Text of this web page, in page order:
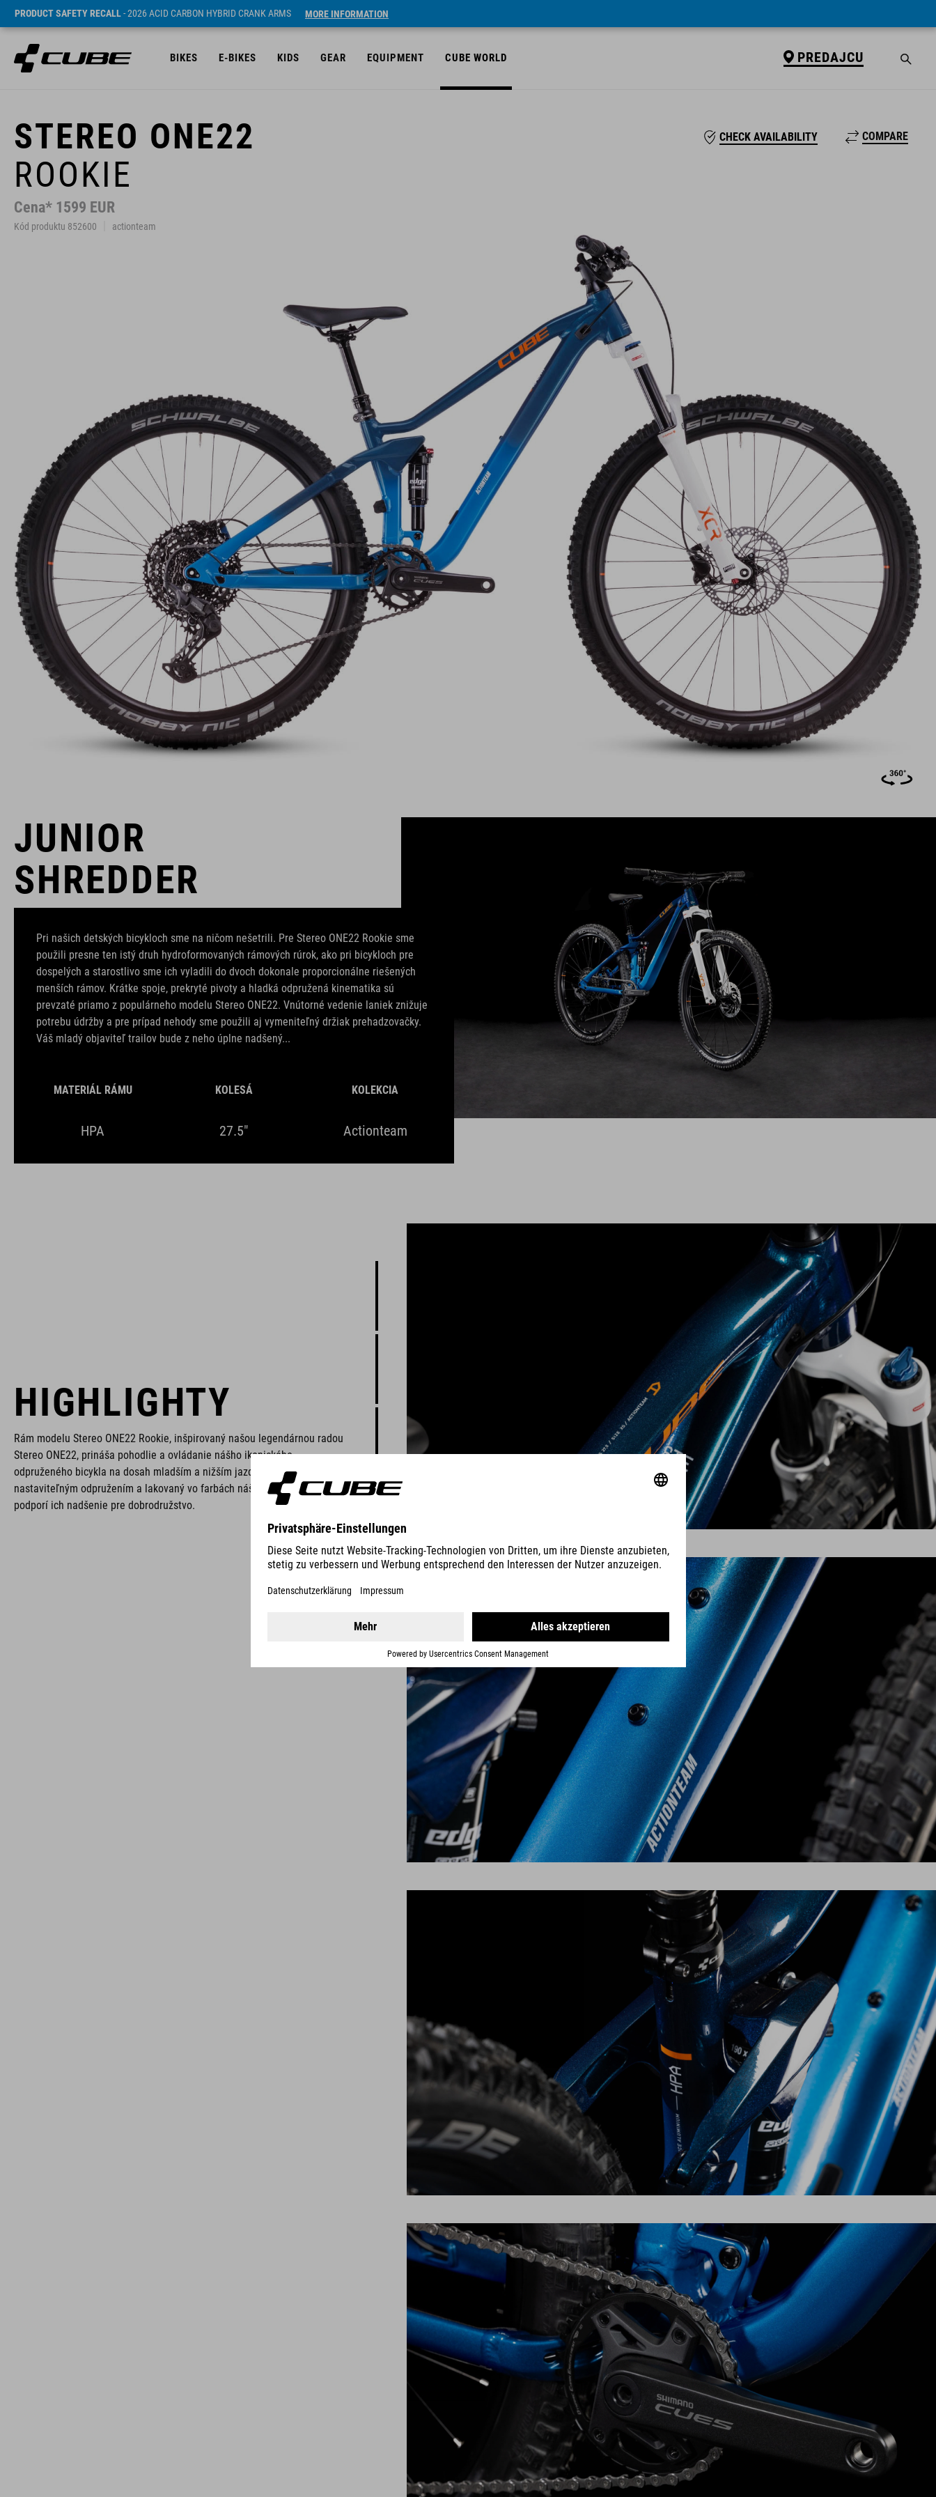
PRODUCT SAFETY RECALL- 2026 ACID CARBON HYBRID CRANK ARMS MORE INFORMATION
BIKES E-BIKES KIDS GEAR EQUIPMENT CUBE WORLD PREDAJCU
STEREO ONE22
ROOKIE
Cena* 1599 EUR
Kód produktu 852600 actionteam
CHECK AVAILABILITY COMPARE
JUNIOR
SHREDDER
Pri našich detských bicykloch sme na ničom nešetrili. Pre Stereo ONE22 Rookie sme
použili presne ten istý druh hydroformovaných rámových rúrok, ako pri bicykloch pre
dospelých a starostlivo sme ich vyladili do dvoch dokonale proporcionálne riešených
menších rámov. Krátke spoje, prekryté pivoty a hladká odpružená kinematika sú
prevzaté priamo z populárneho modelu Stereo ONE22. Vnútorné vedenie laniek znižuje
potrebu údržby a pre prípad nehody sme použili aj vymeniteľný držiak prehadzovačky.
Váš mladý objaviteľ trailov bude z neho úplne nadšený...
MATERIÁL RÁMU
HPA
KOLESÁ
27.5"
KOLEKCIA
Actionteam
HIGHLIGHTY
Rám modelu Stereo ONE22 Rookie, inšpirovaný našou legendárnou radou
Stereo ONE22, prináša pohodlie a ovládanie nášho ikonického
odpruženého bicykla na dosah mladším a nižším jazdcom. S ľahko
nastaviteľným odpružením a lakovaný vo farbách nášho Actionteamu určite
podporí ich nadšenie pre dobrodružstvo.